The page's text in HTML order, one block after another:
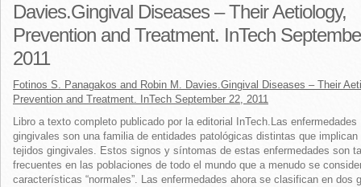
Davies.Gingival Diseases – Their Aetiology,
Prevention and Treatment. InTech
2011
Fotinos S. Panagakos and Robin M. Davies.Gingival Diseases – Their
Prevention and Treatment. InTech September 22, 2011
Libro a texto completo publicado por la editorial InTech.Las enfermedades
gingivales son una familia de entidades patológicas distintas que implican
tejidos gingivales. Estos signos y síntomas de estas enfermedades son
frecuentes en las poblaciones de todo el mundo que a menudo se
características “normales”. Las enfermedades ahora se clasifican en dos